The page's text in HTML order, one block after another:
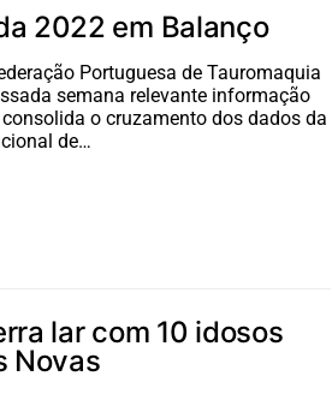
2022 em Balanço
Portuguesa de Tauromaquia
semana relevante informação
o cruzamento dos dados da
de…
lar com 10 idosos
Novas